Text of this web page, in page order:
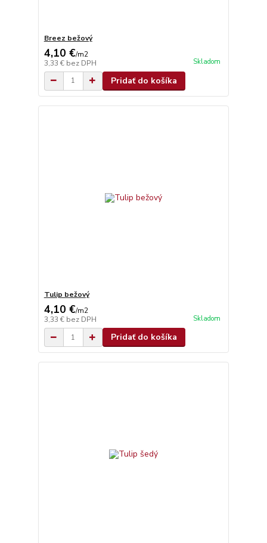
Breez bežový
4,10 €/m2
3,33 € bez DPH Skladom
Pridať do košíka
Tulip bežový
4,10 €/m2
3,33 € bez DPH Skladom
Pridať do košíka